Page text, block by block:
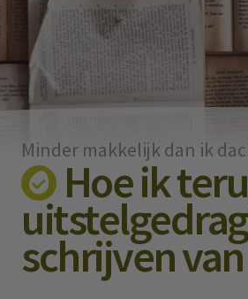
Minder makkelijk dan ik
Hoe ik
schrijven